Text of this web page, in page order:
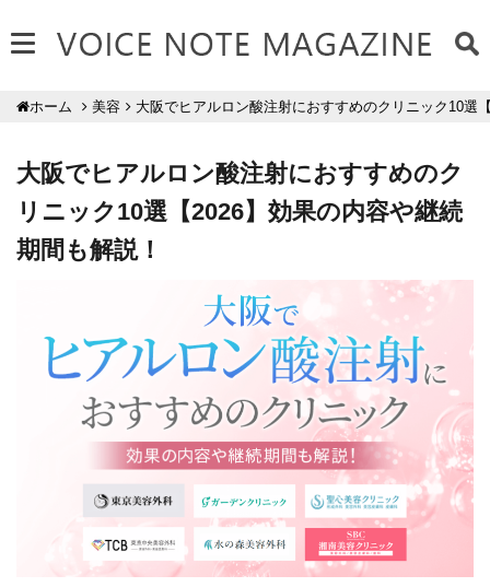
ホーム 美容 大阪でヒアルロン酸注射におすすめのクリニック10選
大阪でヒアルロン酸注射におすすめのク
リニック10選【2026】効果の内容や継続
期間も解説！